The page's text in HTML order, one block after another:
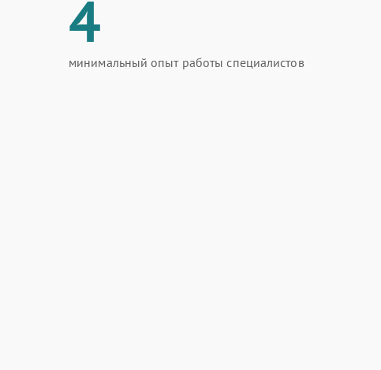
4
минимальный опыт работы специалистов